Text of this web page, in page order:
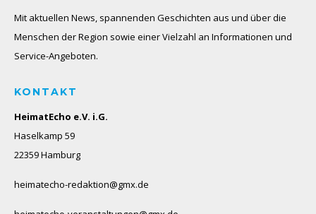
Mit aktuellen News, spannenden Geschichten aus und über die
Menschen der Region sowie einer Vielzahl an Informationen und
Service-Angeboten.
KONTAKT
HeimatEcho e.V. i.G.
Haselkamp 59
22359 Hamburg
heimatecho-redaktion@gmx.de